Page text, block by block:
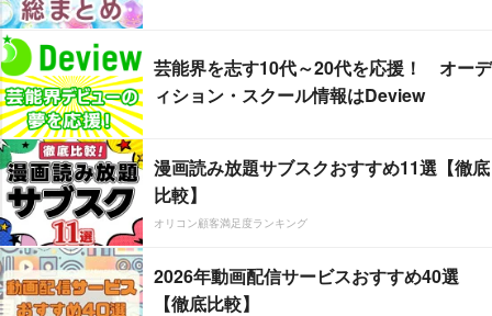
芸能界を志す10代～20代を応援！ オーデ
ィション・スクール情報はDeview
漫画読み放題サブスクおすすめ11選【徹底
比較】
オリコン顧客満足度ランキング
2026年動画配信サービスおすすめ40選
【徹底比較】